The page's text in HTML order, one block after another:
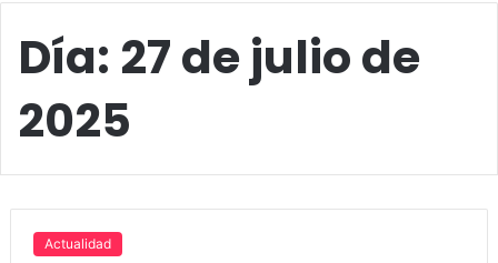
Día: 27 de julio de
2025
Actualidad